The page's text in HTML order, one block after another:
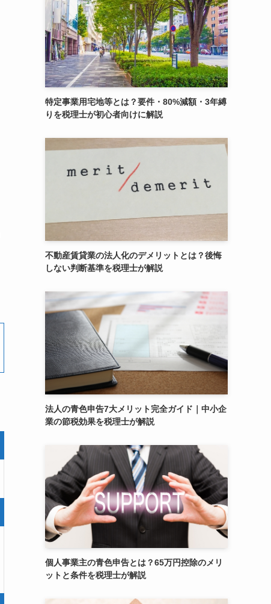
特定事業用宅地等とは？要件・80%減額・3年縛
りを税理士が初心者向けに解説
不動産賃貸業の法人化のデメリットとは？後悔
しない判断基準を税理士が解説
法人の青色申告7大メリット完全ガイド｜中小企
業の節税効果を税理士が解説
個人事業主の青色申告とは？65万円控除のメリ
ットと条件を税理士が解説